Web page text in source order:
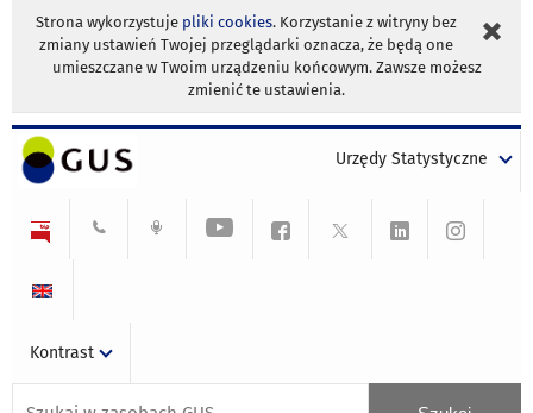
Strona wykorzystuje pliki cookies. Korzystanie z witryny bez
zmiany ustawień Twojej przeglądarki oznacza, że będą one
umieszczane w Twoim urządzeniu końcowym. Zawsze możesz
zmienić te ustawienia.
Urzędy Statystyczne
Kontrast